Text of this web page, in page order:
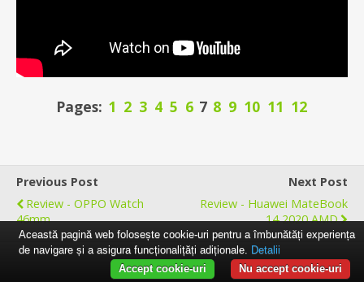
Pages: 1 2 3 4 5 6 7 8 9 10 11 12
Previous Post
Review - OPPO Watch
46mm
Next Post
Review - Huawei MateBook
14 2020 AMD
Această pagină web folosește cookie-uri pentru a îmbunătăți experiența
de navigare și a asigura funcționalițăți adiționale. Detalii
Nu accept cookie-uri
Accept cookie-uri